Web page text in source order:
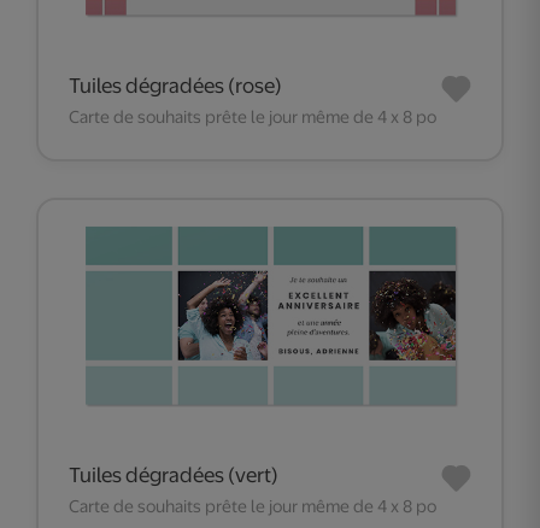
Tuiles dégradées (rose)
Carte de souhaits prête le jour même de 4 x 8 po
Tuiles dégradées (vert)
Carte de souhaits prête le jour même de 4 x 8 po